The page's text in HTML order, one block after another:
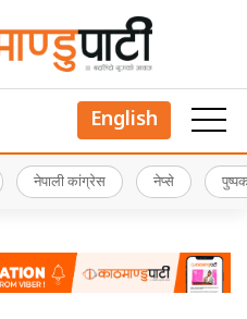
English
नेपाली कांग्रेस नेप्से